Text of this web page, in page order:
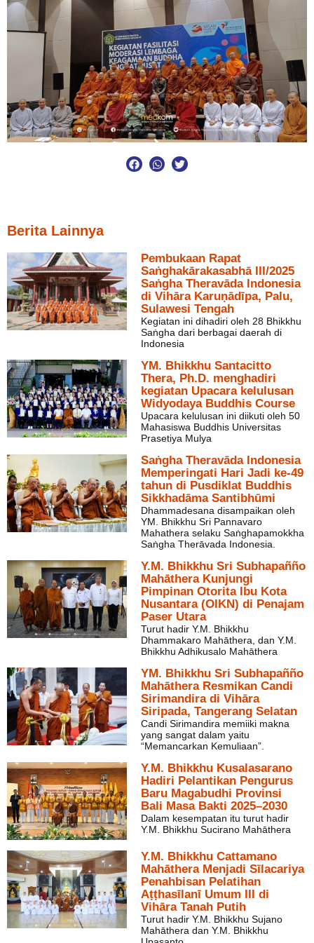
Berita Lainnya
Pembukaan Rapat
Saṅghakārakasabhā III/2025
Saṅgha Theravāda Indonesia
di Vihāra Karuṇādīpa, Palu,
Sulawesi Tengah
Kegiatan ini dihadiri oleh 28 Bhikkhu
Saṅgha dari berbagai daerah di
Indonesia
YM. Bhikkhu Santacitto
Thera, Ph.D. menghadiri
kegiatan Upacara kelulusan
Widyodaya Buddhis Course
Upacara kelulusan ini diikuti oleh 50
Mahasiswa Buddhis Universitas
Prasetiya Mulya
Saṅgha Theravāda Indonesia
Memperingati Hari Jadi ke-49
tahun di Pusdiklat Buddhis
Sikkhadāma Santibhūmi
Dhammadesana disampaikan oleh
YM. Bhikkhu Sri Pannavaro
Mahathera selaku Saṅghapamokkha
Saṅgha Therāvada Indonesia.
Y.M. Bhikkhu Sri Subhapañño
Mahāthera Kunjungi
Pimpinan Otorita Ibu Kota
Nusantara (OIKN) di Penajam
Paser Utara
Turut hadir Y.M. Bhikkhu
Dhammakaro Mahāthera, dan Y.M.
Bhikkhu Adhikusalo Mahāthera
YM. Bhikkhu Sri Subhapañño
Mahāthera Resmikan Candi
Sirimandira di Vihāra
Siripada, Tangerang Selatan
Candi Sirimandira memiiki makna
yang sangat dalam yaitu
“Memancarkan Kemuliaan”.
Y.M. Bhikkhu Kusalasarano
Hadiri Pelantikan Pengurus
Baru Magabudhi Provinsi
Bali Masa Bakti 2025–2030
Dalam kesempatan itu turut hadir
Y.M. Bhikkhu Sucirano Mahāthera
Y.M. Bhikkhu Cattamano
Mahāthera Menjadi Sīlacariya
Penahbisan Pelatihan
Aṭṭhasīlanī Umum III di
Vihāra Tanah Putih
Turut hadir Y.M. Bhikkhu Sujano
Mahāthera dan Y.M. Bhikkhu